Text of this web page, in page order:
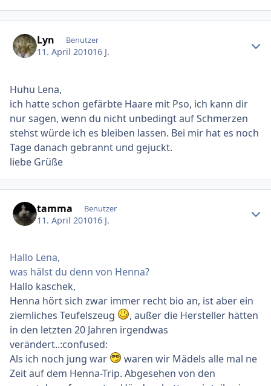
Lyn Benutzer
11. April 201016 J.
Huhu Lena,
ich hatte schon gefärbte Haare mit Pso, ich kann dir
nur sagen, wenn du nicht unbedingt auf Schmerzen
stehst würde ich es bleiben lassen. Bei mir hat es noch
Tage danach gebrannt und gejuckt.
liebe Grüße
tamma Benutzer
11. April 201016 J.
Hallo Lena,
was hälst du denn von Henna?
Hallo kaschek,
Henna hört sich zwar immer recht bio an, ist aber ein
ziemliches Teufelszeug
, außer die Hersteller hätten
in den letzten 20 Jahren irgendwas
verändert..:confused:
Als ich noch jung war
waren wir Mädels alle mal ne
Zeit auf dem Henna-Trip. Abgesehen von den